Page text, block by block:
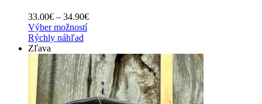
33.00€ – 34.90€Price
34.90€
Výber možností
Rýchly náhľad
Zľava